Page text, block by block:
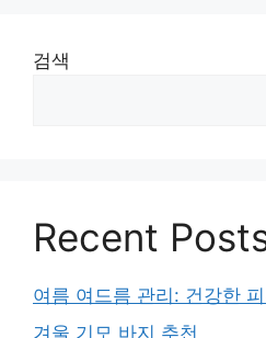
검색
Recent
여름 여드름 관리: 건강한
겨울 기모 바지 추천